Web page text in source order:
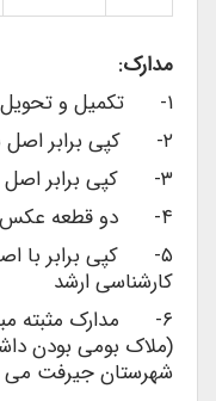
مدارک:
۱- تکمیل و تحویل فرم درخواست
۲- کپی برابر اصل شناسنامه
۳- کپی برابر اصل کارت ملی
۴- دو قطعه عکس ۴*۳ پشت نویسی شده
۵- کپی برابر با
کارشناسی ارشد
۶- مدارک مثبته
(ملاک بومی بودن
شهرستان جیرفت می